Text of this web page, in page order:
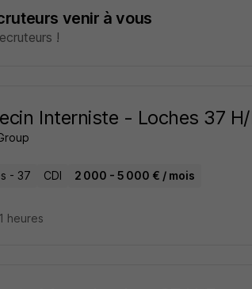
venir à vous
!
Interniste - Loches 37
- 37 CDI 2 000 - 5 000 € / mois
heures